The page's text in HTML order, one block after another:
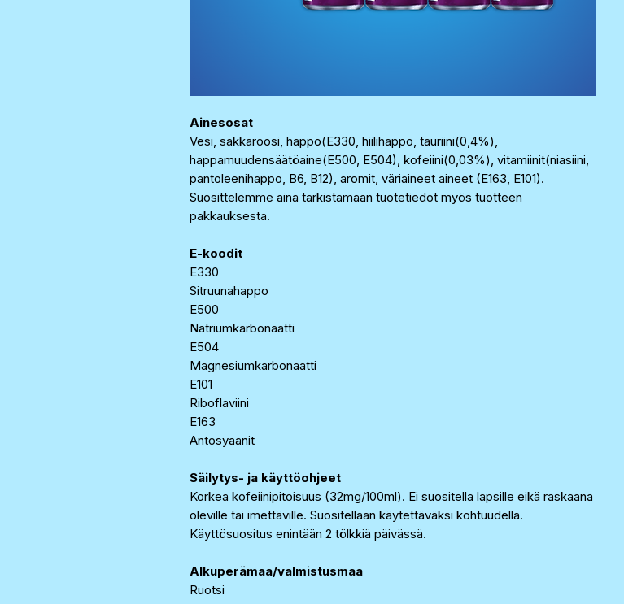
Ainesosat
Vesi, sakkaroosi, happo(E330, hiilihappo, tauriini(0,4%),
happamuudensäätöaine(E500, E504), kofeiini(0,03%), vitamiinit(niasiini,
pantoleenihappo, B6, B12), aromit, väriaineet aineet (E163, E101).
Suosittelemme aina tarkistamaan tuotetiedot myös tuotteen
pakkauksesta.
E-koodit
E330
Sitruunahappo
E500
Natriumkarbonaatti
E504
Magnesiumkarbonaatti
E101
Riboflaviini
E163
Antosyaanit
Säilytys- ja käyttöohjeet
Korkea kofeiinipitoisuus (32mg/100ml). Ei suositella lapsille eikä raskaana
oleville tai imettäville. Suositellaan käytettäväksi kohtuudella.
Käyttösuositus enintään 2 tölkkiä päivässä.
Alkuperämaa/valmistusmaa
Ruotsi